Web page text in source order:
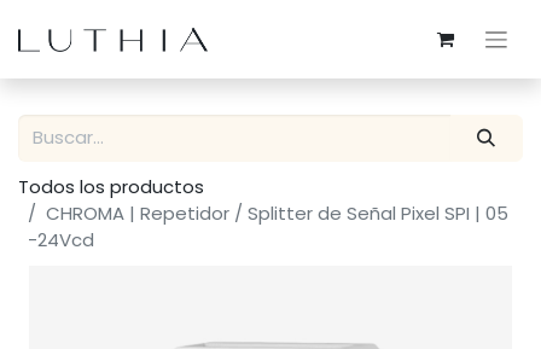
Todos los productos
CHROMA | Repetidor / Splitter de Señal Pixel SPI | 05
-24Vcd